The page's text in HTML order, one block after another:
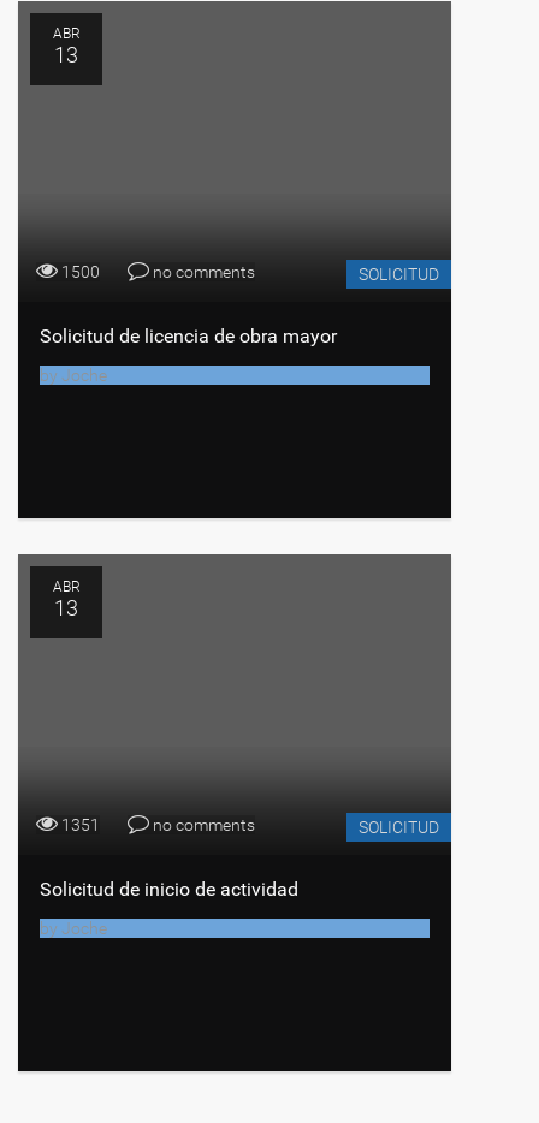
ABR
13
1500 no comments SOLICITUD
Solicitud de licencia de obra mayor
by Joche
ABR
13
1351 no comments SOLICITUD
Solicitud de inicio de actividad
by Joche